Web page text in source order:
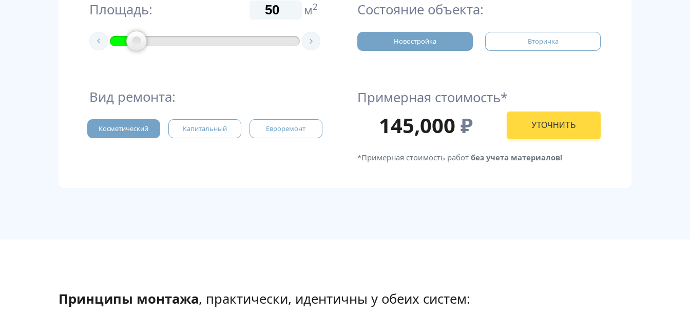
Площадь: м2
Вид ремонта:
Косметический Капитальный Евроремонт
Состояние объекта:
Новостройка Вторичка
Примерная стоимость*
145,000 ₽ УТОЧНИТЬ
*Примерная стоимость работ без учета материалов!
Принципы монтажа, практически, идентичны у обеих систем: